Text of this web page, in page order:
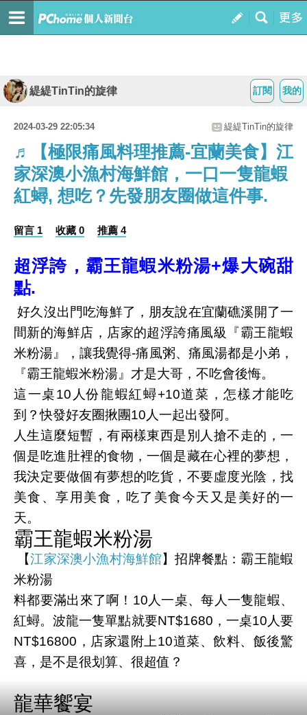
我的
訂閱
緹緹TinTin的旋律
2024-03-29 22:05:34 緹緹TinTin的旋律
♬【極限痛風料理推薦-宜蘭美食】江
家深澳小漁村海鮮館，一口一隻龍蝦
紅蟳, 想吃？先發朋友圈做這件事.
留言 1 收藏 0 推薦 4
超浮誇，霸王龍蝦米粉湯+爆大碗甜
點.
好久沒出門吃海鮮了，朋友說在宜蘭礁溪開了一
間新的海鮮店，店家的超浮誇痛風級『霸王龍蝦
米粉湯』，讓我覺得-痛風粥、痛風湯都是小弟，
『霸王龍蝦米粉湯』才是大哥，不吃會後悔。
這一桌10人份龍蝦紅蟳+10道菜，怎樣才能吃
到？快發好友圈揪團10人一起出發阿。
人生這麼短暫，有兩樣東西是別人搶不走的，一
個是吃進肚裡的食物，一個是藏在心裡的夢想，
我決定要做個有夢想的吃貨，不要虛度光陰，找
美食、享用美食，吃了美食今天又是美好的一
天。
霸王龍蝦米粉湯
【江家深澳小漁村海鮮館】招牌餐點：霸王龍蝦
米粉湯
料都要滿出來了啊！10人一桌、每人一隻龍蝦、
紅蟳。波龍一隻單點就要NT$1680，一桌10人要
NT$16800，店家還附上10道菜、飲料、飯後驚
喜，是不是很划算、很超值？
龍華饗宴